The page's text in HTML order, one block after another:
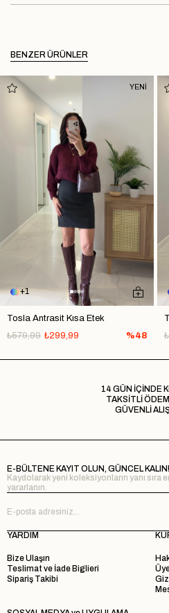
BENZER ÜRÜNLER
1
Tosla Antrasit Kısa Etek
₺299,99
₺579,99 %48
YENİ
14 GÜN İÇİNDE
TAKSİTLİ
GÜVENLİ
E-BÜLTENE KAYIT OLUN, GÜNCEL KALIN!
Kaydolarak yeni koleksiyonların yanı
yararlanın.
YARDIM
Bize Ulaşın
Teslimat ve İade Biglieri
Sipariş Takibi